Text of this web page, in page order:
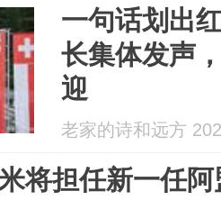
一句话划出
长集体发声
迎
老家的诗和远方
将担任新一任